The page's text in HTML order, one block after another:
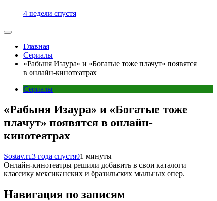
4 недели спустя
Главная
Сериалы
«Рабыня Изаура» и «Богатые тоже плачут» появятся
в онлайн-кинотеатрах
Сериалы
«Рабыня Изаура» и «Богатые тоже
плачут» появятся в онлайн-
кинотеатрах
Sostav.ru3 года спустя01 минуты
Онлайн-кинотеатры решили добавить в свои каталоги
классику мексиканских и бразильских мыльных опер.
Навигация по записям